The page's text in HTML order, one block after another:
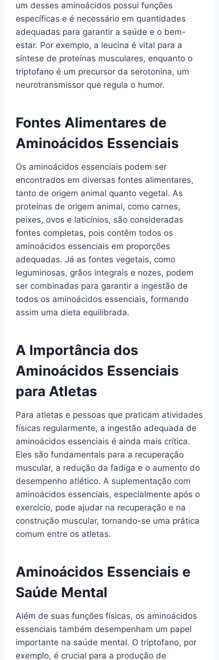
um desses aminoácidos possui funções
específicas e é necessário em quantidades
adequadas para garantir a saúde e o bem-
estar. Por exemplo, a leucina é vital para a
síntese de proteínas musculares, enquanto o
triptofano é um precursor da serotonina, um
neurotransmissor que regula o humor.
Fontes Alimentares de
Aminoácidos Essenciais
Os aminoácidos essenciais podem ser
encontrados em diversas fontes alimentares,
tanto de origem animal quanto vegetal. As
proteínas de origem animal, como carnes,
peixes, ovos e laticínios, são consideradas
fontes completas, pois contêm todos os
aminoácidos essenciais em proporções
adequadas. Já as fontes vegetais, como
leguminosas, grãos integrais e nozes, podem
ser combinadas para garantir a ingestão de
todos os aminoácidos essenciais, formando
assim uma dieta equilibrada.
A Importância dos
Aminoácidos Essenciais
para Atletas
Para atletas e pessoas que praticam atividades
físicas regularmente, a ingestão adequada de
aminoácidos essenciais é ainda mais crítica.
Eles são fundamentais para a recuperação
muscular, a redução da fadiga e o aumento do
desempenho atlético. A suplementação com
aminoácidos essenciais, especialmente após o
exercício, pode ajudar na recuperação e na
construção muscular, tornando-se uma prática
comum entre os atletas.
Aminoácidos Essenciais e
Saúde Mental
Além de suas funções físicas, os aminoácidos
essenciais também desempenham um papel
importante na saúde mental. O triptofano, por
exemplo, é crucial para a produção de